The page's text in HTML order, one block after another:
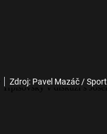
Zdroj: Pavel Mazáč / Sport